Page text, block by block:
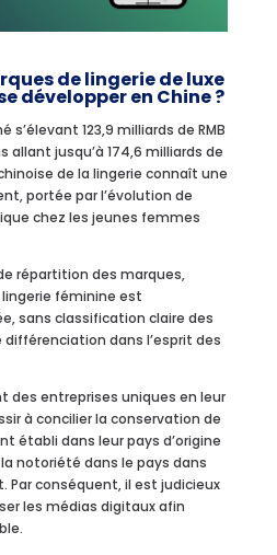
de lingerie de luxe
développer en Chine ?
s’élevant 123,9 milliards de RMB
allant jusqu’à 174,6 milliards de
de la lingerie connaît une
portée par l’évolution de
chez les jeunes femmes
répartition des marques,
lingerie féminine est
sans classification claire des
dans l’esprit des
des entreprises uniques en leur
à concilier la conservation de
établi dans leur pays d’origine
notoriété dans le pays dans
Par conséquent, il est judicieux
les médias digitaux afin